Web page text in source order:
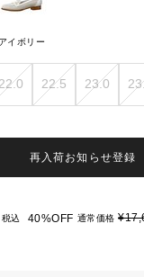
アイボリー
22.0 22.5 23.0
再入荷お知らせ登録
税込 40%OFF 通常価格